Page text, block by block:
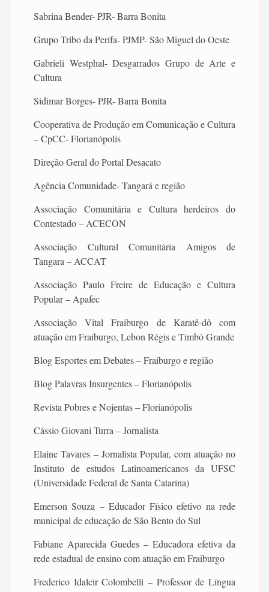
Sabrina Bender- PJR- Barra Bonita
Grupo Tribo da Perifa- PJMP- São Miguel do Oeste
Gabrieli Westphal- Desgarrados Grupo de Arte e
Cultura
Sidimar Borges- PJR- Barra Bonita
Cooperativa de Produção em Comunicação e Cultura
– CpCC- Florianópolis
Direção Geral do Portal Desacato
Agência Comunidade- Tangará e região
Associação Comunitária e Cultura herdeiros do
Contestado – ACECON
Associação Cultural Comunitária Amigos de
Tangara – ACCAT
Associação Paulo Freire de Educação e Cultura
Popular – Apafec
Associação Vital Fraiburgo de Karatê-dô com
atuação em Fraiburgo, Lebon Régis e Timbó Grande
Blog Esportes em Debates – Fraiburgo e região
Blog Palavras Insurgentes – Florianópolis
Revista Pobres e Nojentas – Florianópolis
Cássio Giovani Turra – Jornalista
Elaine Tavares – Jornalista Popular, com atuação no
Instituto de estudos Latinoamericanos da UFSC
(Universidade Federal de Santa Catarina)
Emerson Souza – Educador Físico efetivo na rede
municipal de educação de São Bento do Sul
Fabiane Aparecida Guedes – Educadora efetiva da
rede estadual de ensino com atuação em Fraiburgo
Frederico Idalcir Colombelli – Professor de Língua